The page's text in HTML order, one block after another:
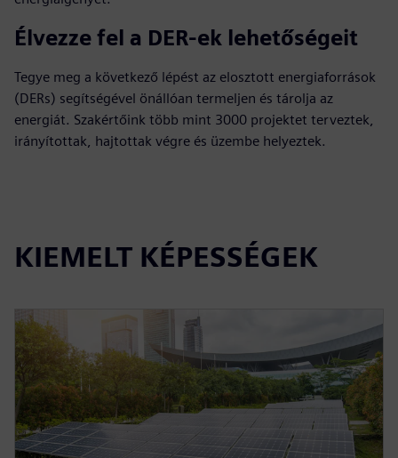
Élvezze fel a DER-ek lehetőségeit
Tegye meg a következő lépést az elosztott energiaforrások
(DERs) segítségével önállóan termeljen és tárolja az
energiát. Szakértőink több mint 3000 projektet terveztek,
irányítottak, hajtottak végre és üzembe helyeztek.
KIEMELT KÉPESSÉGEK